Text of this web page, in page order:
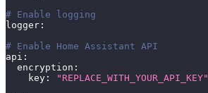
# Enable logging
logger :
# Enable Home Assistant API
api :
encryption :
key :
"REPLACE_WITH_YOUR_API_KEY"